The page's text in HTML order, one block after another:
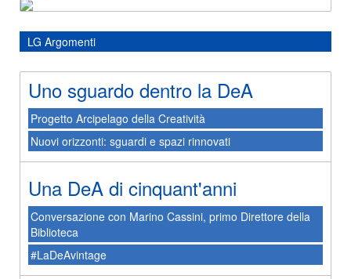
LG Argomenti
Uno sguardo dentro la DeA
Progetto Arcipelago della Creatività
Nuovi orizzonti: sguardi e spazi rinnovati
Una DeA di cinquant'anni
Conversazione con Marino Cassini, primo Direttore della
Biblioteca
#LaDeAvintage